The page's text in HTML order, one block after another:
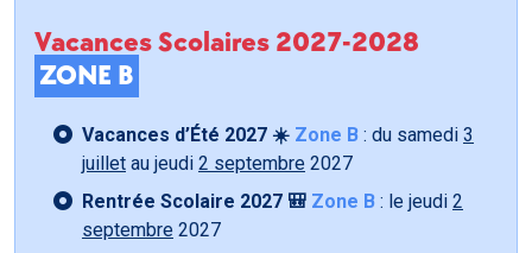
Vacances Scolaires 2027-2028
ZONE B
Vacances d’Été 2027 ☀️ Zone B : du samedi 3
juillet au jeudi 2 septembre 2027
Rentrée Scolaire 2027 🎒 Zone B : le jeudi 2
septembre 2027